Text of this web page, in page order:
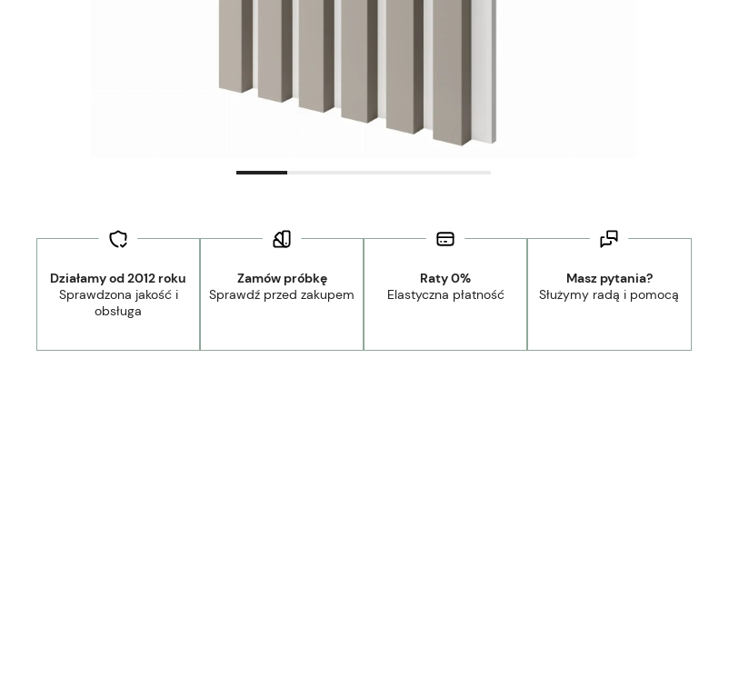
Działamy od 2012 roku
Sprawdzona jakość i
obsługa
Zamów próbkę
Sprawdź przed zakupem
Raty 0%
Elastyczna płatność
Masz pytania?
Służymy radą i pomocą